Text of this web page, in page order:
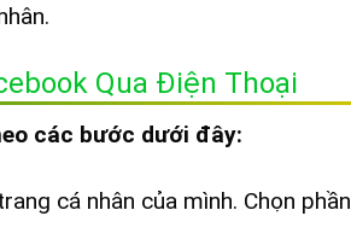
Qua Điện Thoại
các bước dưới đây:
cá nhân của mình. Chọn phần